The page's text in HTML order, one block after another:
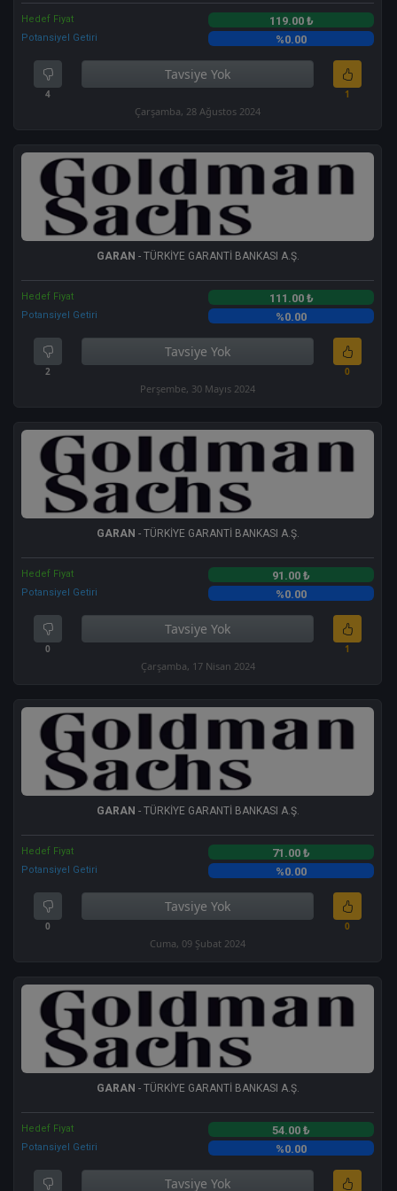
Hedef Fiyat 119.00 ₺
Potansiyel Getiri %0.00
4
Tavsiye Yok
1
Çarşamba, 28 Ağustos 2024
GARAN - TÜRKİYE GARANTİ BANKASI A.Ş.
Hedef Fiyat 111.00 ₺
Potansiyel Getiri %0.00
2
Tavsiye Yok
0
Perşembe, 30 Mayıs 2024
GARAN - TÜRKİYE GARANTİ BANKASI A.Ş.
Hedef Fiyat 91.00 ₺
Potansiyel Getiri %0.00
0
Tavsiye Yok
1
Çarşamba, 17 Nisan 2024
GARAN - TÜRKİYE GARANTİ BANKASI A.Ş.
Hedef Fiyat 71.00 ₺
Potansiyel Getiri %0.00
0
Tavsiye Yok
0
Cuma, 09 Şubat 2024
GARAN - TÜRKİYE GARANTİ BANKASI A.Ş.
Hedef Fiyat 54.00 ₺
Potansiyel Getiri %0.00
Tavsiye Yok